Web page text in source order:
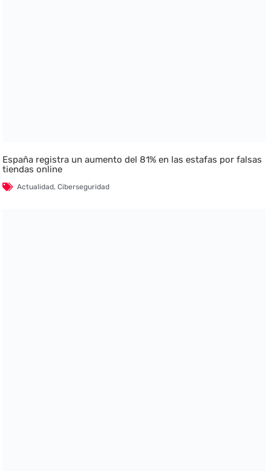
España registra un aumento del 81% en las estafas por falsas
tiendas online
Actualidad,Ciberseguridad